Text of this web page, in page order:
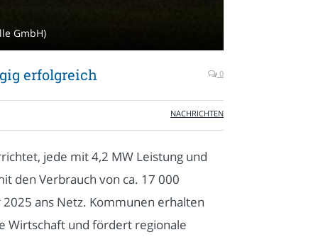
GmbH)
erfolgreich 0
NACHRICHTEN
jede mit 4,2 MW Leistung und
den Verbrauch von ca. 17 000
ans Netz. Kommunen erhalten
Wirtschaft und fördert regionale